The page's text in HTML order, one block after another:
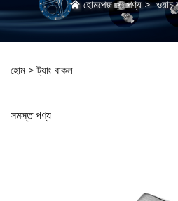
হোমপেজ>পণ্য>ওয়াচ
হোম > ট্যাং বাকল
সমস্ত পণ্য